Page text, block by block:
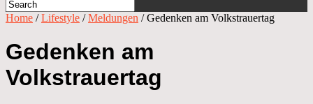
Home /Lifestyle /Meldungen /Gedenken am Volkstrauertag
Gedenken am
Volkstrauertag